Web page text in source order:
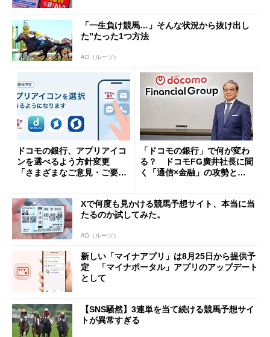
「一生負け競馬…」そんな状況から抜け出し
た”たった1つ方法
AD（ルーツ）
ドコモの銀行、アプリアイコ
ンを選べるよう方針変更
「さまざまなご意見・ご要望
「ドコモの銀行」で何が変わ
る？ ドコモFG廣井社長に聞
く「通信×金融」の攻勢とグ
Xで何度も見かける競馬予想サイト、本当に当
たるのか試してみた。
AD（ルーツ）
新しい「マイナアプリ」は8月25日から提供予
定 「マイナポータル」アプリのアップデート
として
【SNS騒然】3連単を当て続ける競馬予想サイ
トが異常すぎる